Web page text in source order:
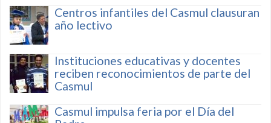
Centros infantiles del Casmul clausuran
año lectivo
Instituciones educativas y docentes
reciben reconocimientos de parte del
Casmul
Casmul impulsa feria por el Día del